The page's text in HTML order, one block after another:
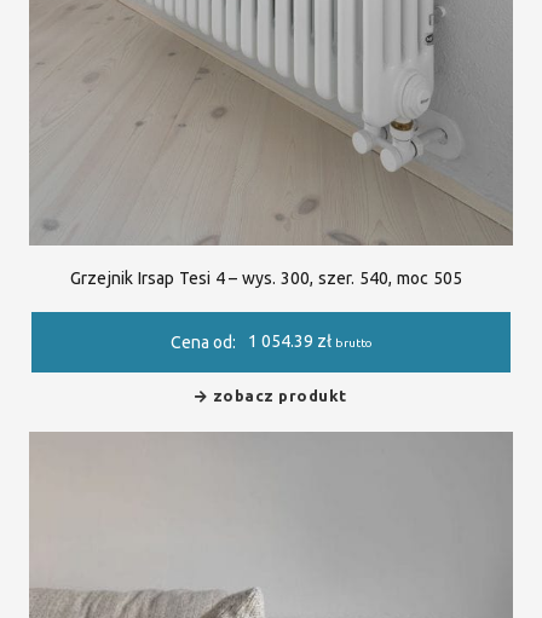
Grzejnik Irsap Tesi 4 – wys. 300, szer. 540, moc 505
Cena od: 1 054.39 zł brutto
zobacz produkt